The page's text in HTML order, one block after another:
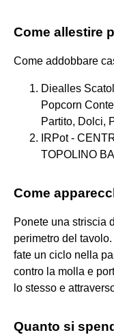
Come allestire
Come addobbare
Diealles
Popcorn
Partito, Dolci,
IRPot -
TOPOLINO
Come
Ponete una striscia
perimetro del
fate un ciclo nella
contro la molla e
lo stesso e
Quanto si